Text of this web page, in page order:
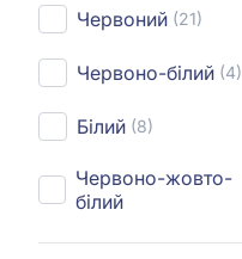
Червоний (21)
Червоно-білий (4)
Білий (8)
Червоно-жовто-
білий